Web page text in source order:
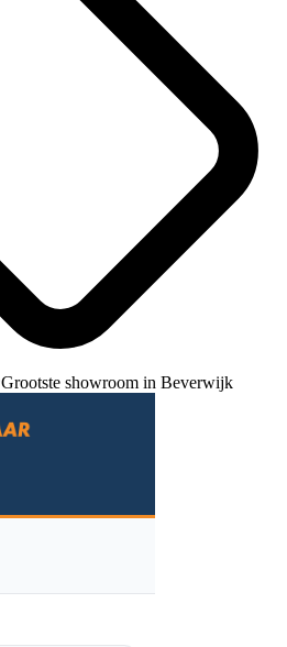
Grootste showroom in Beverwijk